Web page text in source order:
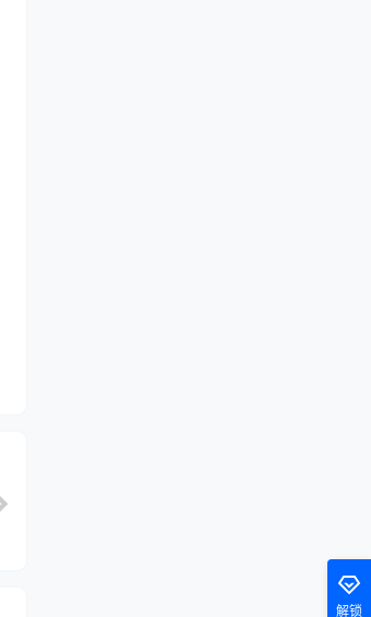
解锁